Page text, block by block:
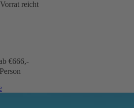
reicht
€666,-